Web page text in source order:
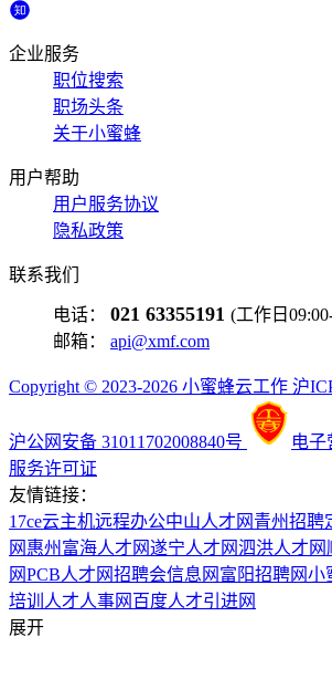
企业服务
职位搜索
职场头条
关于小蜜蜂
用户帮助
用户服务协议
隐私政策
联系我们
电话： 021 63355191 (工作日
邮箱： api@xmf.com
Copyright © 2023-2026 小蜜蜂云工作 沪
沪公网安备 31011702008840号 电子
服务许可证
友情链接：
17ce云主机远程办公中山人才网 青州招聘
网 惠州富海人才网遂宁人才网泗洪人才网
网PCB人才网招聘会信息网 富阳招聘网小
培训 人才人事网 百度人才引进网
展开